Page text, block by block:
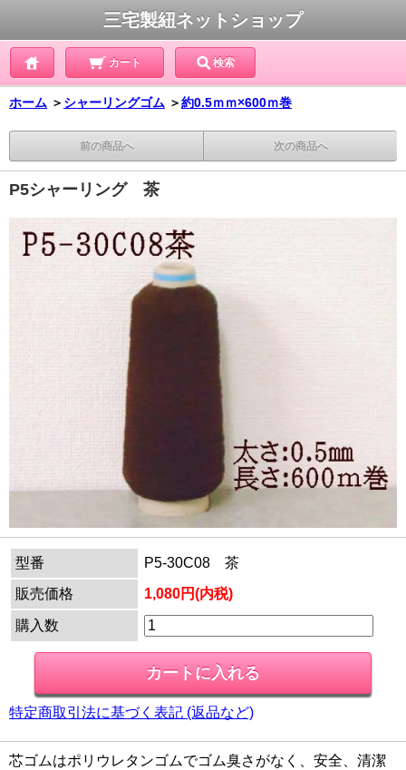
三宅製紐ネットショップ
カート 検索
ホーム ＞ シャーリングゴム ＞約0.5ｍｍ×600ｍ巻
前の商品へ 次の商品へ
P5シャーリング 茶
型番
P5-30C08 茶
販売価格
1,080円(内税)
購入数
特定商取引法に基づく表記 (返品など)
芯ゴムはポリウレタンゴムでゴム臭さがなく、安全、清潔